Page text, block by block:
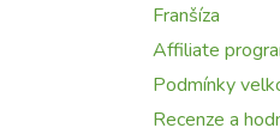
Franšíza
Affiliate
Podmínky
Recenze a